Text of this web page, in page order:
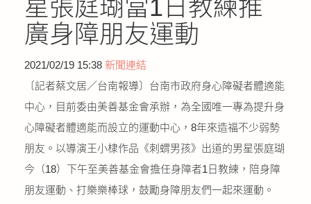
公益義賣
聯絡我們
友善連結
網站地圖
星張庭瑚當1日教練推
廣身障朋友運動
2021/02/19 15:38 新聞連結
〔記者蔡文居／台南報導〕台南市政府身心障礙者體適能
中心，目前委由美善基金會承辦，為全國唯一專為提升身
心障礙者體適能而設立的運動中心，8年來造福不少弱勢
朋友。以導演王小棣作品《刺蝟男孩》出道的男星張庭瑚
今（18）下午至美善基金會擔任身障者1日教練，陪身障
朋友運動、打樂樂棒球，鼓勵身障朋友們一起來運動。